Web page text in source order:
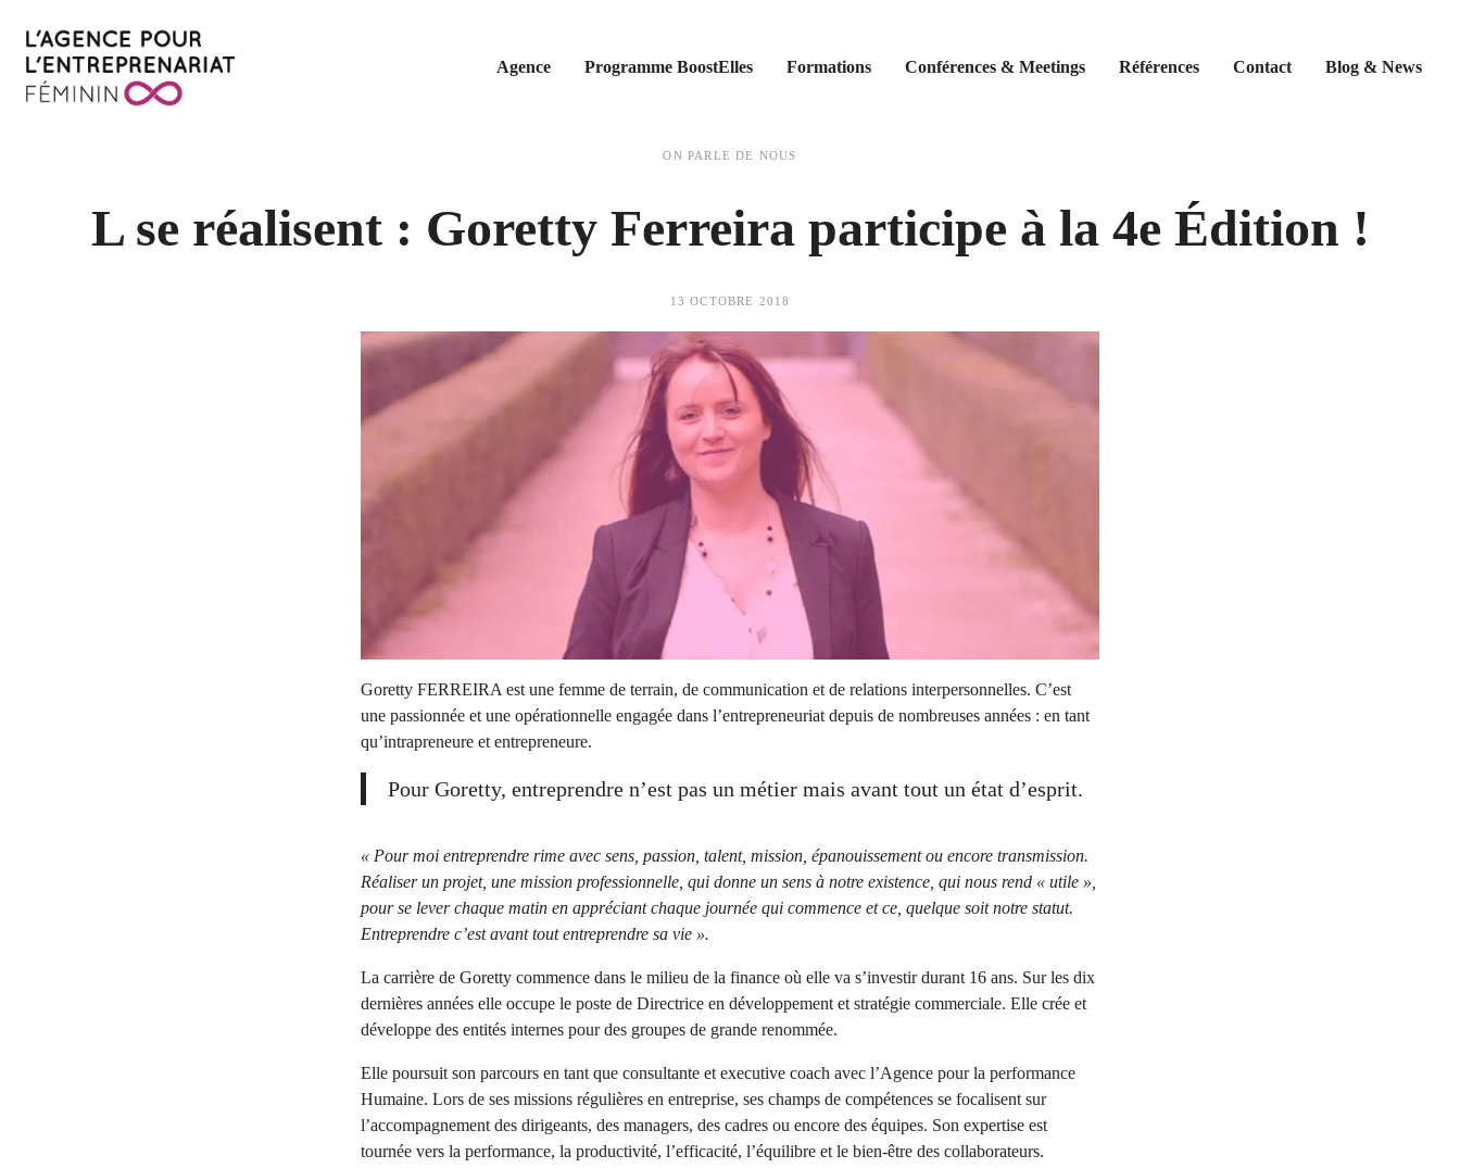
Agence Programme BoostElles Formations Conférences & Meetings Références Contact Blog & News
ON PARLE DE NOUS
L se réalisent : Goretty Ferreira participe à la 4e Édition !
13 OCTOBRE 2018
Goretty FERREIRA est une femme de terrain, de communication et de relations interpersonnelles. C’est
une passionnée et une opérationnelle engagée dans l’entrepreneuriat depuis de nombreuses années : en tant
qu’intrapreneure et entrepreneure.
Pour Goretty, entreprendre n’est pas un métier mais avant tout un état d’esprit.
« Pour moi entreprendre rime avec sens, passion, talent, mission, épanouissement ou encore transmission.
Réaliser un projet, une mission professionnelle, qui donne un sens à notre existence, qui nous rend « utile »,
pour se lever chaque matin en appréciant chaque journée qui commence et ce, quelque soit notre statut.
Entreprendre c’est avant tout entreprendre sa vie ».
La carrière de Goretty commence dans le milieu de la finance où elle va s’investir durant 16 ans. Sur les dix
dernières années elle occupe le poste de Directrice en développement et stratégie commerciale. Elle crée et
développe des entités internes pour des groupes de grande renommée.
Elle poursuit son parcours en tant que consultante et executive coach avec l’Agence pour la performance
Humaine. Lors de ses missions régulières en entreprise, ses champs de compétences se focalisent sur
l’accompagnement des dirigeants, des managers, des cadres ou encore des équipes. Son expertise est
tournée vers la performance, la productivité, l’efficacité, l’équilibre et le bien-être des collaborateurs.